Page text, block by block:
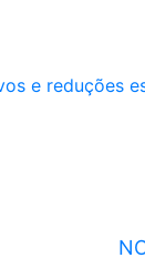
e reduções